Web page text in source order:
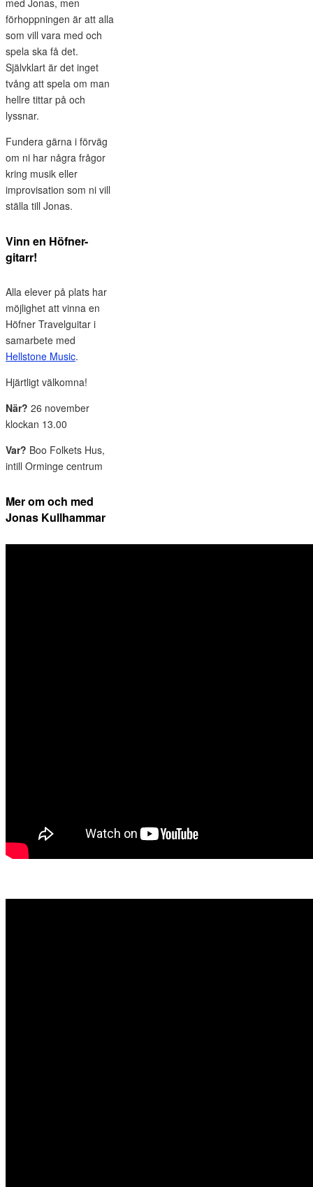
med Jonas, men
förhoppningen är att alla
som vill vara med och
spela ska få det.
Självklart är det inget
tvång att spela om man
hellre tittar på och
lyssnar.
Fundera gärna i förväg
om ni har några frågor
kring musik eller
improvisation som ni vill
ställa till Jonas.
Vinn en Höfner-
gitarr!
Alla elever på plats har
möjlighet att vinna en
Höfner Travelguitar i
samarbete med
Hellstone Music.
Hjärtligt välkomna!
När? 26 november
klockan 13.00
Var? Boo Folkets Hus,
intill Orminge centrum
Mer om och med
Jonas Kullhammar